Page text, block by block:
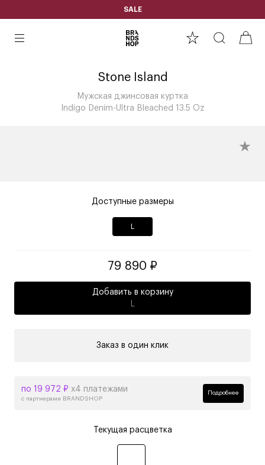
SALE
Stone Island
Мужская джинсовая куртка
Indigo Denim-Ultra Bleached 13.5 Oz
Доступные размеры
79 890 ₽
Добавить в корзину
L
Заказ в один клик
по 19 972 ₽ х4 платежами
с партнерами BRANDSHOP
Подробнее
Текущая расцветка